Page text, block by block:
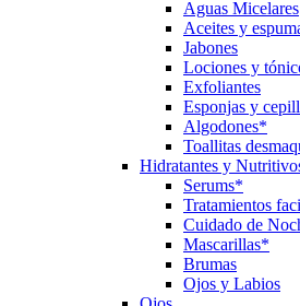
Aguas Micelares
Aceites y
Jabones
Lociones y
Exfoliantes
Esponjas y
Algodones*
Toallitas
Hidratantes y
Serums*
Tratamientos
Cuidado de
Mascarillas*
Brumas
Ojos y Labios